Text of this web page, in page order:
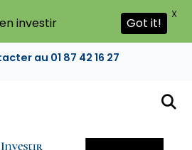
au 01 87 42 16 27
investir Got it!
X